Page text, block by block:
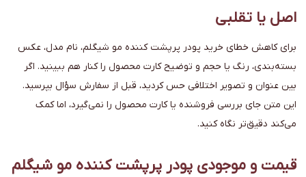
اصل یا تقلبی
برای کاهش خطای خرید پودر پرپشت کننده مو شیگلم، نام مدل، عکس
بسته‌بندی، رنگ یا حجم و توضیح کارت محصول را کنار هم ببینید. اگر
بین عنوان و تصویر اختلافی حس کردید، قبل از سفارش سؤال بپرسید.
این متن جای بررسی فروشنده یا کارت محصول را نمی‌گیرد، اما کمک
می‌کند دقیق‌تر نگاه کنید.
قیمت و موجودی پودر پرپشت کننده مو شیگلم